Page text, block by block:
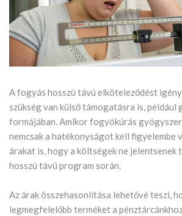
A fogyás hosszú távú elköteleződést
szükség van külső támogatásra is, például
formájában. Amikor fogyókúrás
nemcsak a hatékonyságot kell figyelembe
árakat is, hogy a költségek ne jelentsenek
hosszú távú program során.
Az árak összehasonlítása lehetővé teszi,
legmegfelelőbb terméket a